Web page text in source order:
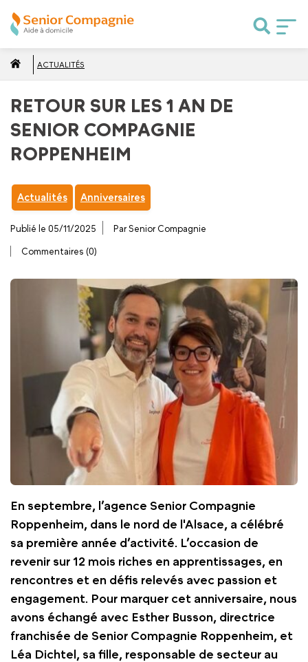
ACTUALITÉS
RETOUR SUR LES 1 AN DE
SENIOR COMPAGNIE
ROPPENHEIM
Actualités Anniversaires
Publié le 05/11/2025 Par Senior Compagnie
Commentaires (0)
En septembre, l’agence Senior Compagnie
Roppenheim, dans le nord de l'Alsace, a célébré
sa première année d’activité. L’occasion de
revenir sur 12 mois riches en apprentissages, en
rencontres et en défis relevés avec passion et
engagement. Pour marquer cet anniversaire, nous
avons échangé avec Esther Busson, directrice
franchisée de Senior Compagnie Roppenheim, et
Léa Dichtel, sa fille, responsable de secteur au